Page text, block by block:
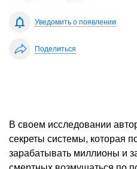
Уведомить о появлении
Поделиться
В своем исследовании
секреты системы, которая
зарабатывать миллионы и